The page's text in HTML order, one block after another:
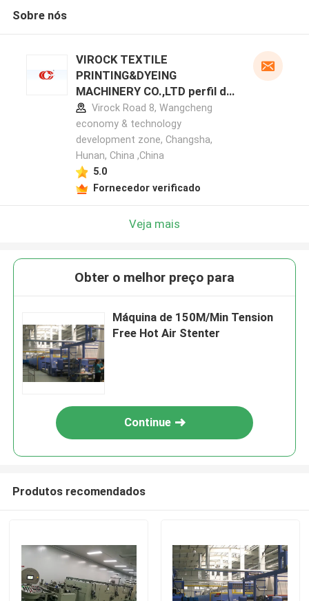
Sobre nós
VIROCK TEXTILE
PRINTING&DYEING
MACHINERY CO.,LTD perfil do
fabricante
Virock Road 8, Wangcheng
economy & technology
development zone, Changsha,
Hunan, China ,China
5.0
Fornecedor verificado
Veja mais
Obter o melhor preço para
Máquina de 150M/Min Tension
Free Hot Air Stenter
Continue
Produtos recomendados